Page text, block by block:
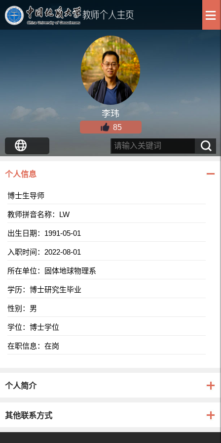
李玮
85
个人信息
博士生导师
教师拼音名称：LW
出生日期：1991-05-01
入职时间：2022-08-01
所在单位：固体地球物理系
学历：博士研究生毕业
性别：男
学位：博士学位
在职信息：在岗
个人简介
其他联系方式